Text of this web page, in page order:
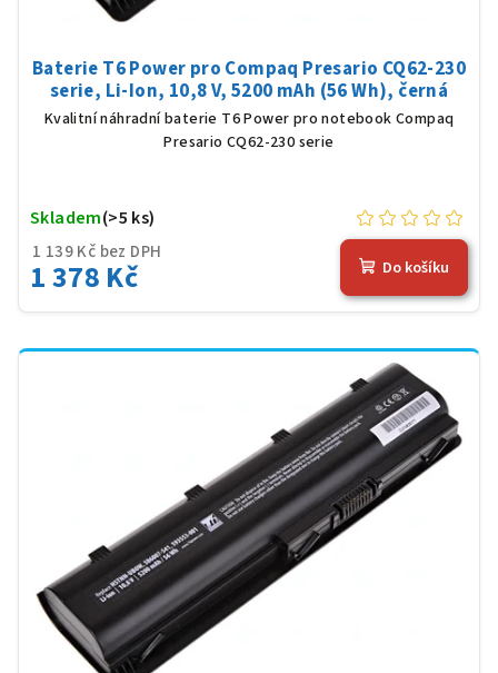
Baterie T6 Power pro Compaq Presario CQ62-230
serie, Li-Ion, 10,8 V, 5200 mAh (56 Wh), černá
Kvalitní náhradní baterie T6 Power pro notebook Compaq
Presario CQ62-230 serie
1 139 Kč bez DPH
1 378 Kč
Skladem(>5 ks)
Do košíku